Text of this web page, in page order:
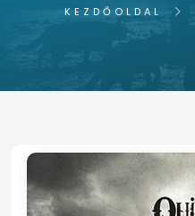
KEZDŐOLDAL